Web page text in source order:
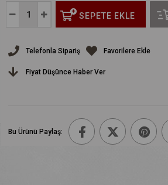
Telefonla Sipariş Favorilere Ekle
Fiyat Düşünce Haber Ver
Bu Ürünü Paylaş: